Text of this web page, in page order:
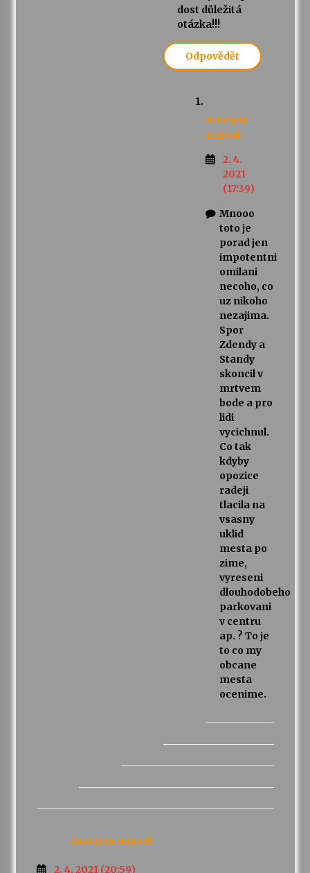
dost důležitá
otázka!!!
Odpovědět
Anonym
napsal:
2. 4.
2021
(17:39)
Mnooo
toto je
porad jen
impotentni
omilani
necoho, co
uz nikoho
nezajima.
Spor
Zdendy a
Standy
skoncil v
mrtvem
bode a pro
lidi
vycichnul.
Co tak
kdyby
opozice
radeji
tlacila na
vsasny
uklid
mesta po
zime,
vyreseni
dlouhodobeho
parkovani
v centru
ap. ? To je
to co my
obcane
mesta
ocenime.
Anonym napsal:
2. 4. 2021 (20:59)